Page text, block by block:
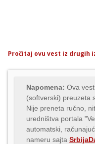
Pročitaj ovu vest iz drugih
Napomena: Ova
(softverski) preuzeta
Nije preneta ručno,
uredništva portala
automatski,
nameru sajta